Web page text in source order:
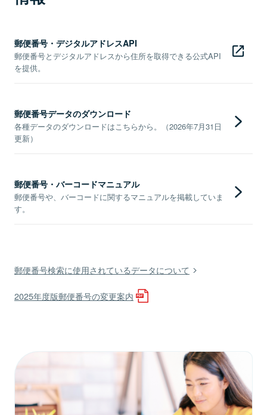
郵便番号・デジタルアドレスAPI
郵便番号とデジタルアドレスから住所を取得できる公式API
を提供。
郵便番号データのダウンロード
各種データのダウンロードはこちらから。（2026年7月31日
更新）
郵便番号・バーコードマニュアル
郵便番号や、バーコードに関するマニュアルを掲載していま
す。
郵便番号検索に使用されているデータについて
2025年度版郵便番号の変更案内